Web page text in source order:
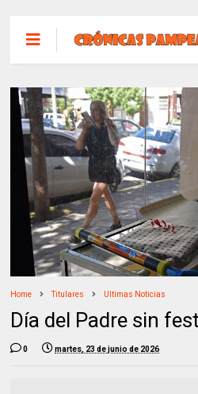
Home Titulares Ultimas Noticias
Día del Padre sin
0 martes, 23 de junio de 2026